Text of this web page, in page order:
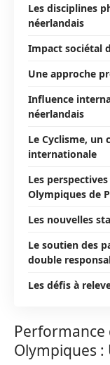
Les disciplines
néerlandais
Impact sociétal
Une approche
Influence
néerlandais
Le Cyclisme, un
internationale
Les
Olympiques de
Les nouvelles
Le soutien des
double
Les défis à
Performance
Olympiques